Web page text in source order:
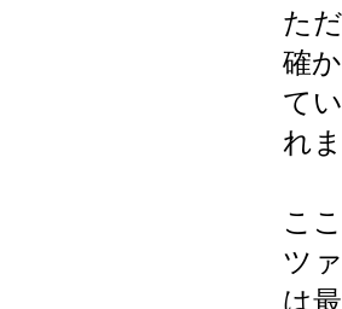
た
確
て
れ
こ
ツ
は